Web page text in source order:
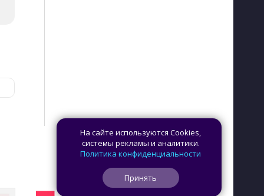
На сайте используются Cookies,
системы рекламы и аналитики.
Политика конфиденциальности
Принять